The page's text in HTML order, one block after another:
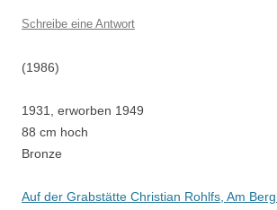
Schreibe eine Antwort
(1986)
1931, erworben 1949
88 cm hoch
Bronze
Auf der Grabstätte Christian Rohlfs, Am